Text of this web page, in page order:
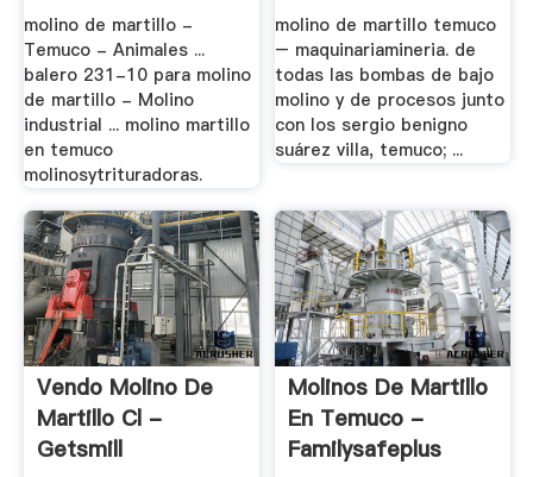
molino de martillo -
Temuco - Animales ...
balero 231-10 para molino
de martillo - Molino
industrial ... molino martillo
en temuco
molinosytrituradoras.
molino de martillo temuco
– maquinariamineria. de
todas las bombas de bajo
molino y de procesos junto
con los sergio benigno
suárez villa, temuco; ...
Vendo Molino De
Martillo Cl -
Getsmill
Molinos De Martillo
En Temuco -
Familysafeplus